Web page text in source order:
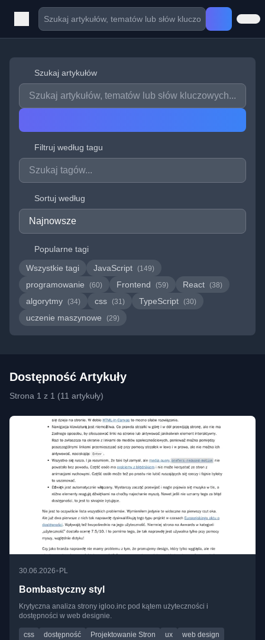
Szukaj artykułów
Filtruj według tagu
Sortuj według
Popularne tagi
Wszystkie tagi
JavaScript (149)
programowanie (60) Frontend (59) React (38)
algorytmy (34) css (31) TypeScript (30)
uczenie maszynowe (29)
Dostępność Artykuły
Strona 1 z 1 (11 artykuły)
30.06.2026• PL
Bombastyczny styl
Krytyczna analiza strony igloo.inc pod kątem użyteczności i
dostępności w web designie.
css dostępność Projektowanie Stron ux web design